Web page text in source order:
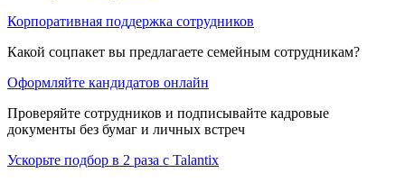
Корпоративная поддержка сотрудников
Какой соцпакет вы предлагаете семейным сотрудникам?
Оформляйте кандидатов онлайн
Проверяйте сотрудников и подписывайте кадровые
документы без бумаг и личных встреч
Ускорьте подбор в 2 раза с Talantix